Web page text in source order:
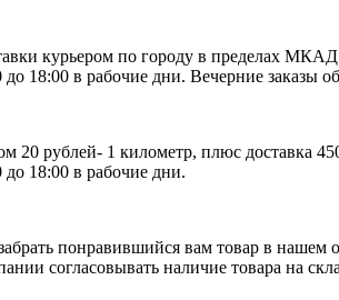
курьером по городу в пределах
до 18:00 в рабочие дни. Вечерние заказы
20 рублей- 1 километр, плюс доставка
до 18:00 в рабочие дни.
понравившийся вам товар в нашем
согласовывать наличие товара на